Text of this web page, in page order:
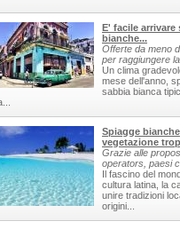
E' facile arrivare
bianche...
Offerte da meno
per raggiungere la
Un clima
mese dell'anno,
sabbia bianca
Spiagge
vegetazione
Grazie alle
operators, paesi
Il fascino del
cultura latina, la
unire tradizioni
origini...